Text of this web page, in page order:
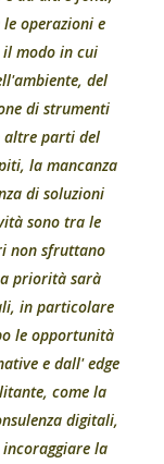
operazioni e
modo in cui
del
di strumenti
parti del
la mancanza
di soluzioni
sono tra le
non sfruttano
priorità sarà
in particolare
le opportunità
e dall' edge
come la
digitali,
la